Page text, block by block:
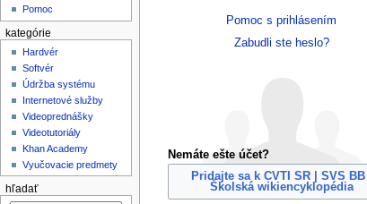
Pomoc s prihlásením
Zabudli ste heslo?
Nemáte ešte účet?
Pridajte sa k CVTI SR | SVS BB |
Školská wikiencyklopédia
Pomoc
kategórie
Hardvér
Softvér
Údržba systému
Internetové služby
Videoprednášky
Videotutoriály
Khan Academy
Vyučovacie predmety
hľadať